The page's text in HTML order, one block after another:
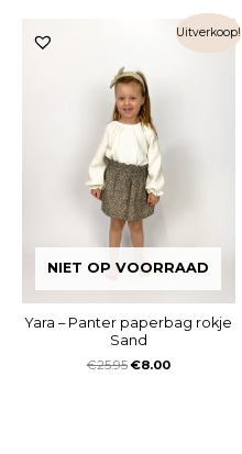
Uitverkoop!
NIET OP VOORRAAD
Yara – Panter paperbag rokje
Sand
€25.95 €8.00